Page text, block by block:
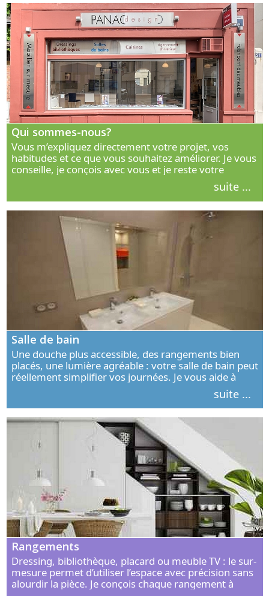
Qui sommes-nous?
Vous m’expliquez directement votre projet, vos
habitudes et ce que vous souhaitez améliorer. Je vous
conseille, je conçois avec vous et je reste votre
interlocuteur principal. Découvrez ma façon de vous
suite ...
Salle de bain
Une douche plus accessible, des rangements bien
placés, une lumière agréable : votre salle de bain peut
réellement simplifier vos journées. Je vous aide à
concevoir un espace élégant, confortable et adapté à
suite ...
Rangements
Dressing, bibliothèque, placard ou meuble TV : le sur-
mesure permet d’utiliser l’espace avec précision sans
alourdir la pièce. Je conçois chaque rangement à